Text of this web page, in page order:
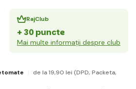
RajClub
+ 30 puncte
Mai multe informații despre club
de la 19,90 lei (DPD, Packeta,